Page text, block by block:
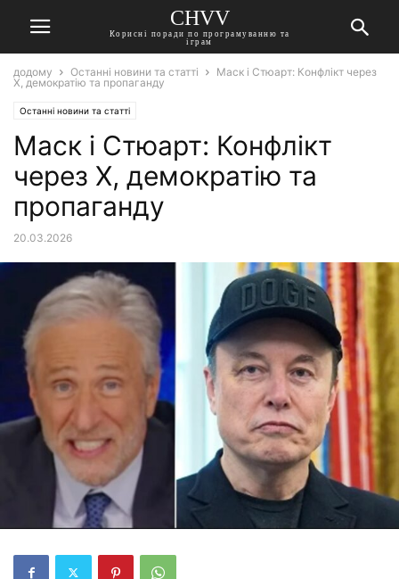
CHVV
Корисні поради по програмуванню та
іграм
додому Останні новини та статті
Маск і Стюарт: Конфлікт через
X, демократію та пропаганду
Останні новини та статті
Маск і Стюарт: Конфлікт
через X, демократію та
пропаганду
20.03.2026